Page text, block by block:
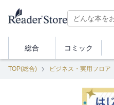
総合 コミック
TOP(総合) ビジネス・実用フロア